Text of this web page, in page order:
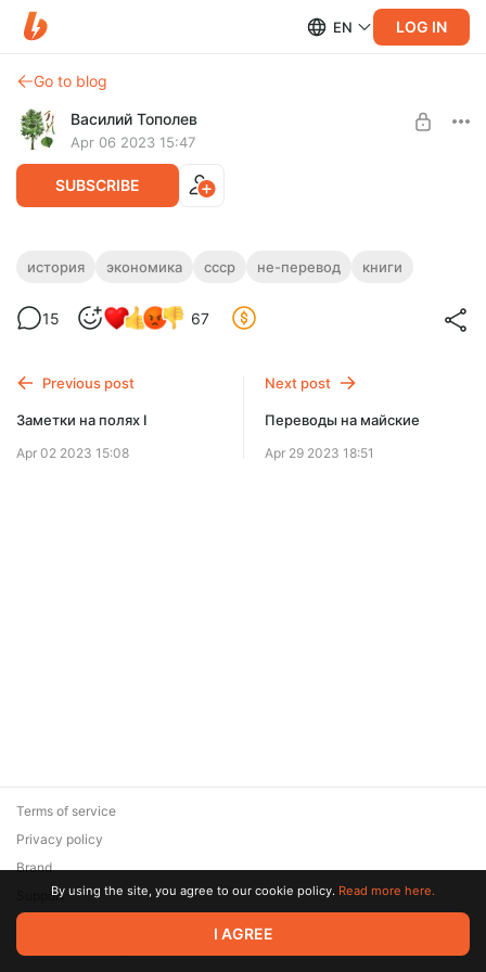
EN LOG IN
Go to blog
Василий Тополев
Apr 06 2023 15:47
SUBSCRIBE
От фермы к фабрике. Почему у Сталина
Читатель
история экономика ссср не-перевод книги
15 67
Previous post
Заметки на полях I
Apr 02 2023 15:08
Next post
Переводы на майские
Apr 29 2023 18:51
© 2026 Zaya Solutions Limited. All rights reserved. All trademarks
are the property of their respective owners.
Terms of service
Privacy policy
Brand
SupportBy using the site, you agree to our cookie policy. Read more here.
I AGREE